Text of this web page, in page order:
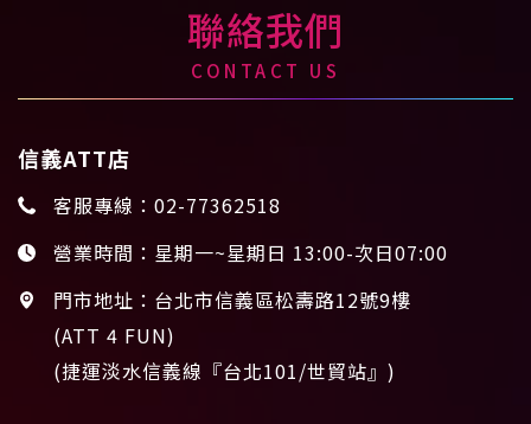
聯絡我們
CONTACT US
信義ATT店
客服專線： 02-77362518
營業時間：星期一~星期日 13:00-次日07:00
門市地址：台北市信義區松壽路12號9樓
(ATT 4 FUN)
(捷運淡水信義線『台北101/世貿站』)